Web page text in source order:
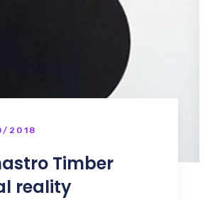
2018
Timber
reality